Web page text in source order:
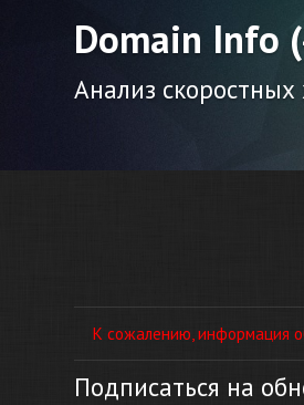
Domain Info
Анализ скоростных
К сожалению, информация
Подписаться на